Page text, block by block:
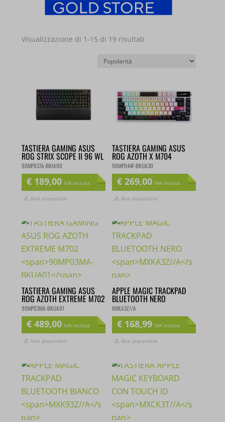
Visualizzazione di 1-15 di 19 risultati
TASTIERA GAMING ASUS
ROG STRIX SCOPE II 96 WL
90MP037A-BKIA00
€ 189,00 IVA inclusa
Non disponibile
TASTIERA GAMING ASUS
ROG AZOTH X M704
90MP044F-BKUA30
€ 269,00 IVA inclusa
Non disponibile
TASTIERA GAMING ASUS
ROG AZOTH EXTREME M702
90MP03MA-BKUA01
€ 489,00 IVA inclusa
Non disponibile
APPLE MAGIC TRACKPAD
BLUETOOTH NERO
MXKA3Z//A
€ 168,99 IVA inclusa
Non disponibile
in questi giorni verrannoevasi a